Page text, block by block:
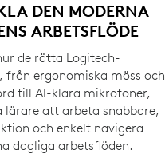
DEN MODERNA
ARBETSFLÖDE
de rätta Logitech-
från ergonomiska möss och
till AI-klara mikrofoner,
lärare att arbeta snabbare,
och enkelt navigera
dagliga arbetsflöden.